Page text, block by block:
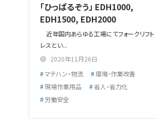
「ひっぱるぞう」 EDH1000,
EDH1500, EDH2000
近年国内あらゆる工場にてフォークリフト
レスとい...
2020年11月26日
マテハン・物流
環境・作業改善
現場作業用品
省人・省力化
労働安全